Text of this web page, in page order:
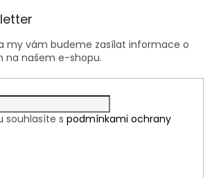
my vám budeme zasílat informace o
na našem e-shopu.
souhlasíte s podmínkami ochrany